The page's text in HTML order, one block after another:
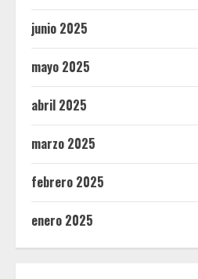
junio 2025
mayo 2025
abril 2025
marzo 2025
febrero 2025
enero 2025